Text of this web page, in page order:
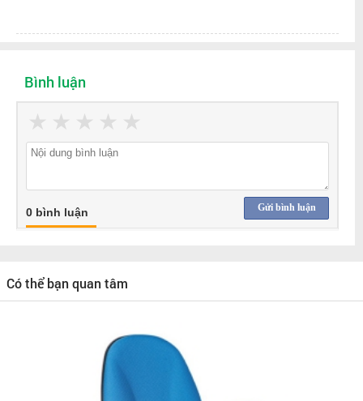
Bình luận
★
★
★
★
★
Gửi bình luận
0 bình luận
Có thể bạn quan tâm